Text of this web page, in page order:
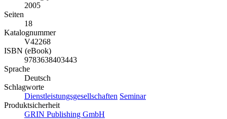
2005
Seiten
18
Katalognummer
V42268
ISBN (eBook)
9783638403443
Sprache
Deutsch
Schlagworte
Dienstleistungsgesellschaften Seminar
Produktsicherheit
GRIN Publishing GmbH